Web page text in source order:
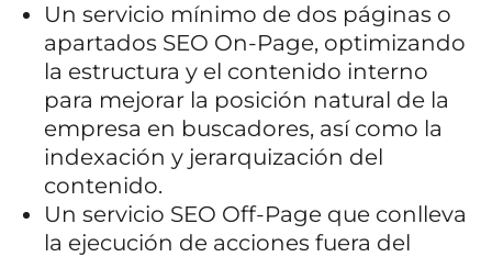
Un servicio mínimo de dos páginas o
apartados SEO On-Page, optimizando
la estructura y el contenido interno
para mejorar la posición natural de la
empresa en buscadores, así como la
indexación y jerarquización del
contenido.
Un servicio SEO Off-Page que conlleva
la ejecución de acciones fuera del